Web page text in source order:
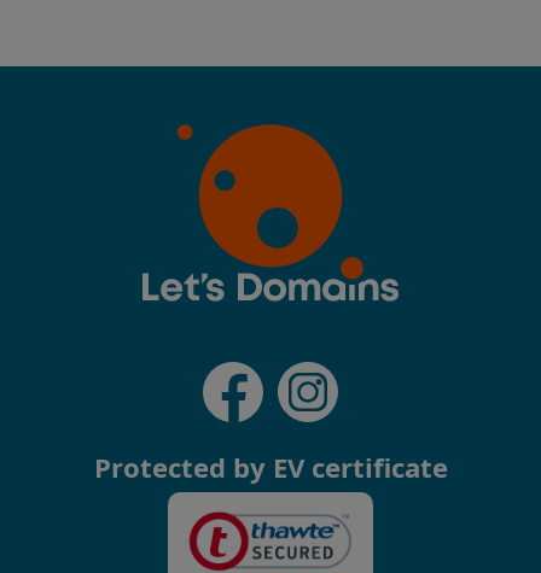
Protected by EV certificate